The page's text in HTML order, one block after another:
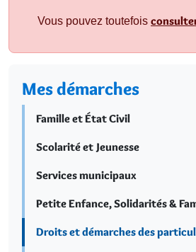
Vous pouvez toutefois
Mes démarches
Famille et État Civil
Scolarité et Jeunesse
Services municipaux
Petite Enfance, Solidarités &
Droits et démarches des